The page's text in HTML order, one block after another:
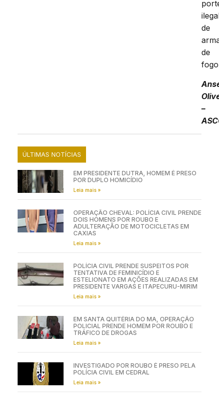
de
de
fogo
–
ÚLTIMAS NOTÍCIAS
EM PRESIDENTE DUTRA, HOMEM É PRESO
POR DUPLO HOMICÍDIO
Leia mais »
OPERAÇÃO CHEVAL: POLÍCIA CIVIL PRENDE
DOIS HOMENS POR ROUBO E
ADULTERAÇÃO DE MOTOCICLETAS EM
CAXIAS
Leia mais »
POLÍCIA CIVIL PRENDE SUSPEITOS POR
TENTATIVA DE FEMINICÍDIO E
ESTELIONATO EM AÇÕES REALIZADAS EM
PRESIDENTE VARGAS E ITAPECURU-MIRIM
Leia mais »
EM SANTA QUITÉRIA DO MA, OPERAÇÃO
POLICIAL PRENDE HOMEM POR ROUBO E
TRÁFICO DE DROGAS
Leia mais »
INVESTIGADO POR ROUBO É PRESO PELA
POLÍCIA CIVIL EM CEDRAL
Leia mais »